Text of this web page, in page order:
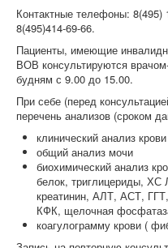
Контактные телефоны: 8(495)
8(495)414-69-66.
Пациенты, имеющие
ВОВ консультируются
будням с 9.00 до 15.00.
При себе (перед
перечень анализов (сроком
клинический анализ
общий анализ мочи
биохимический анализ
белок, триглицериды,
креатинин, АЛТ, АСТ,
КФК, щелочная
коагулограмму крови (